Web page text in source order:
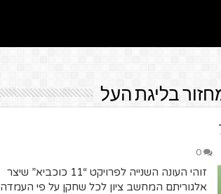
0
זוהי העונה השנייה לפרויקט “11 כוכביא” שיצר
אלגוריתם המחשב ציון לכל שחקן על פי העמדה